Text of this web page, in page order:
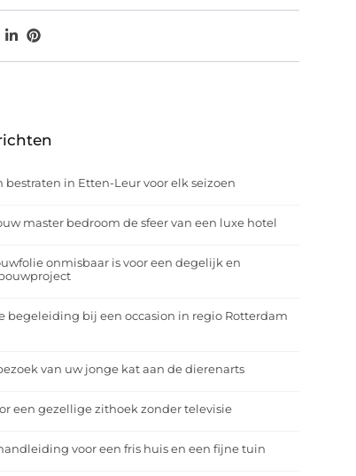
bestraten in Etten-Leur voor elk seizoen
master bedroom de sfeer van een luxe hotel
onmisbaar is voor een degelijk en
begeleiding bij een occasion in regio Rotterdam
van uw jonge kat aan de dierenarts
een gezellige zithoek zonder televisie
voor een fris huis en een fijne tuin